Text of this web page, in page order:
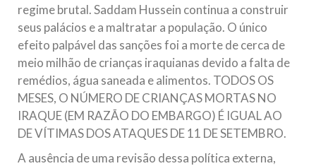
regime brutal. Saddam Hussein continua a construir
seus palácios e a maltratar a população. O único
efeito palpável das sanções foi a morte de cerca de
meio milhão de crianças iraquianas devido a falta de
remédios, água saneada e alimentos. TODOS OS
MESES, O NÚMERO DE CRIANÇAS MORTAS NO
IRAQUE (EM RAZÃO DO EMBARGO) É IGUAL AO
DE VÍTIMAS DOS ATAQUES DE 11 DE SETEMBRO.
A ausência de uma revisão dessa política externa,